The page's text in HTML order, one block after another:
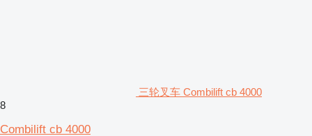
三轮叉车 Combilift cb 4000
8
Combilift cb 4000